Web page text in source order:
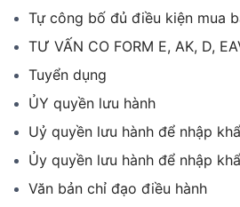
Tự công bố đủ điều kiện mua
TƯ VẤN CO FORM E, AK, D,
Tuyển dụng
ỦY quyền lưu hành
Uỷ quyền lưu hành để nhập
Ủy quyền lưu hành để nhập
Văn bản chỉ đạo điều hành